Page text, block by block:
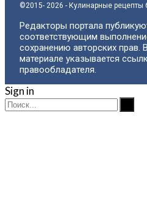
©2015- 2026 - Кулинарные
Редакторы портала
соответствующим
сохранению авторских
материале указывается
правообладателя.
Sign in